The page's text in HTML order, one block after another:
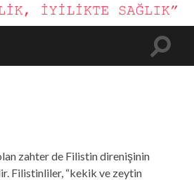
Sağlık
ve
İyilik
Toggle
zahter de Filistin direnişinin
Filistinliler, “kekik ve zeytin